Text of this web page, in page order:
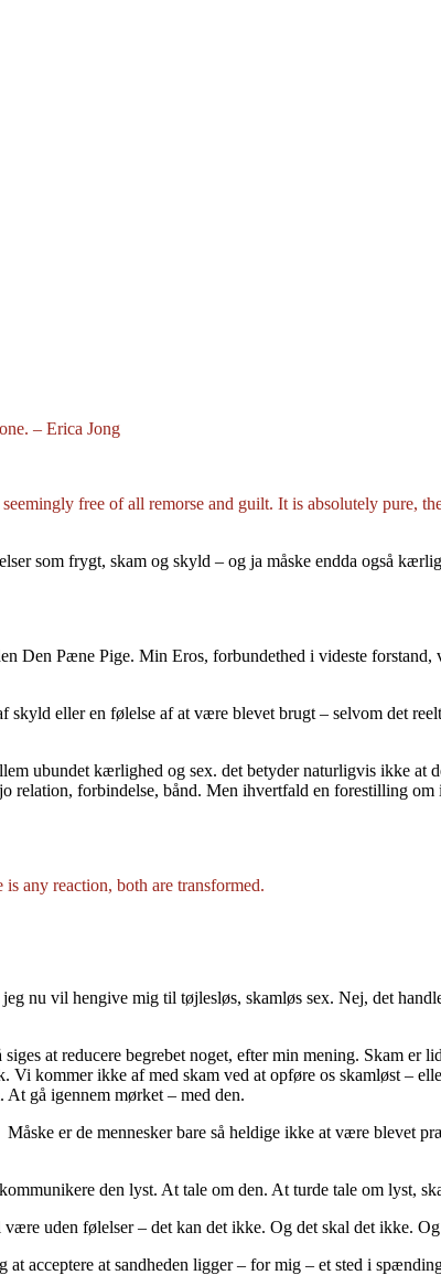
– Erica Jong
free of all remorse and guilt. It is absolutely pure,
som frygt, skam og skyld – og ja måske endda også
Den Pæne Pige. Min Eros, forbundethed i videste
skyld eller en følelse af at være blevet brugt – selvom det
ubundet kærlighed og sex. det betyder naturligvis ikke at
relation, forbindelse, bånd. Men ihvertfald en forestilling
any reaction, both are transformed.
nu vil hengive mig til tøjlesløs, skamløs sex. Nej, det
at reducere begrebet noget, efter min mening. Skam er
kommer ikke af med skam ved at opføre os skamløst –
gå igennem mørket – med den.
er de mennesker bare så heldige ikke at være blevet
den lyst. At tale om den. At turde tale om lyst,
uden følelser – det kan det ikke. Og det skal det ikke.
acceptere at sandheden ligger – for mig – et sted i